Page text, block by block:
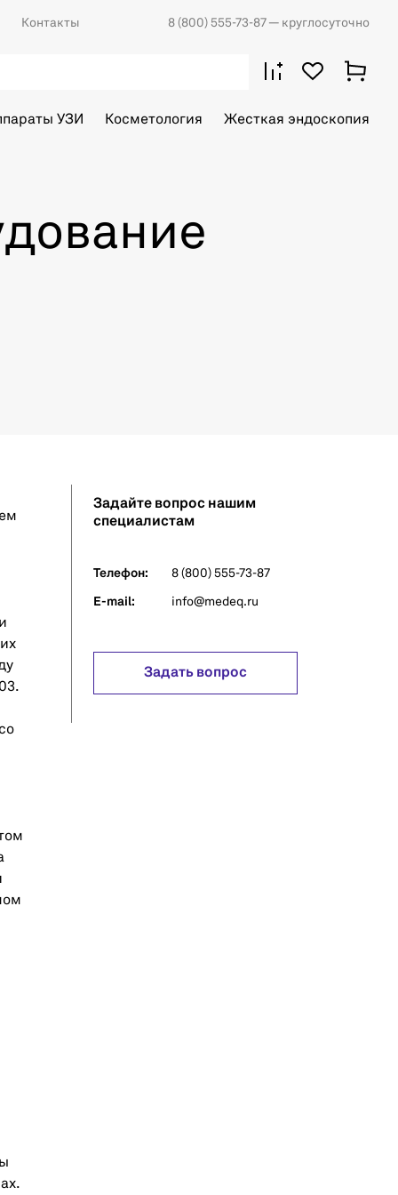
Контакты 8 (800) 555-73-87 — круглосуточно
УЗИ Косметология Жесткая эндоскопия
Задайте вопрос нашим
специалистам
Телефон: 8 (800) 555-73-87
E-mail: info@medeq.ru
Задать вопрос